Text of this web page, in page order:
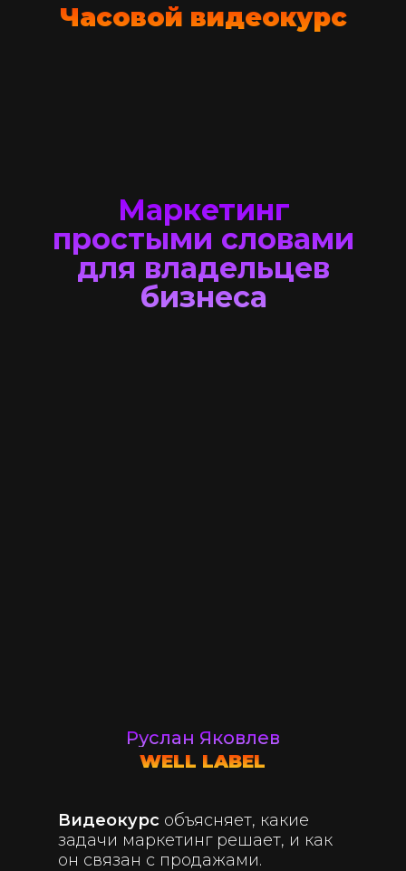
Часовой видеокурс
WELL LABEL
Руслан Яковлев
Маркетинг
простыми словами
для владельцев
бизнеса
Видеокурс объясняет, какие
задачи маркетинг решает, и как
он связан с продажами.